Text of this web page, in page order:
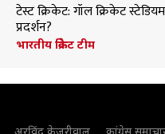
टेस्ट क्रिकेट: गॉल क्रिकेट
प्रदर्शन?
भारतीय क्रिकेट टीम